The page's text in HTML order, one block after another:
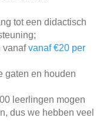
tot een didactisch
vanafvanaf €20 per
gaten en houden
leerlingen mogen
dus we hebben veel